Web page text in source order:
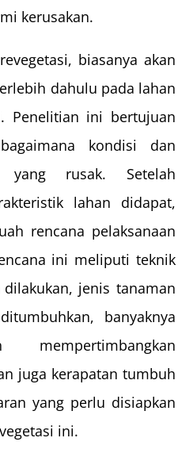
kerusakan.
biasanya akan
dahulu pada lahan
Penelitian ini bertujuan
kondisi dan
yang rusak. Setelah
lahan didapat,
rencana pelaksanaan
ini meliputi teknik
jenis tanaman
banyaknya
juga kerapatan tumbuh
yang perlu disiapkan
ini.